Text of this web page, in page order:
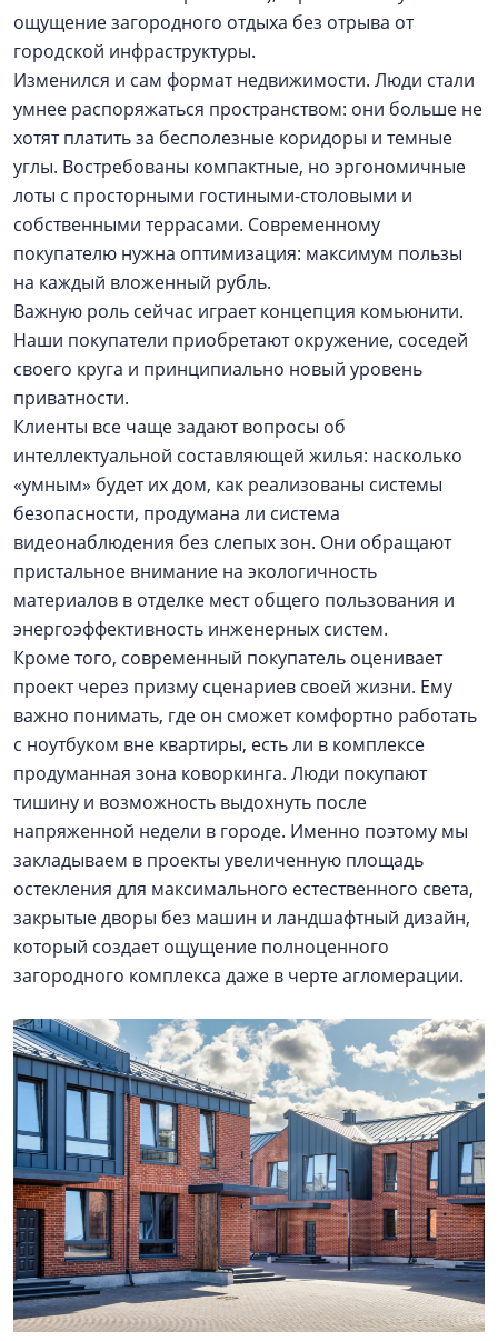
ощущение загородного отдыха без отрыва от
городской инфраструктуры.
Изменился и сам формат недвижимости. Люди стали
умнее распоряжаться пространством: они больше не
хотят платить за бесполезные коридоры и темные
углы. Востребованы компактные, но эргономичные
лоты с просторными гостиными-столовыми и
собственными террасами. Современному
покупателю нужна оптимизация: максимум пользы
на каждый вложенный рубль.
Важную роль сейчас играет концепция комьюнити.
Наши покупатели приобретают окружение, соседей
своего круга и принципиально новый уровень
приватности.
Клиенты все чаще задают вопросы об
интеллектуальной составляющей жилья: насколько
«умным» будет их дом, как реализованы системы
безопасности, продумана ли система
видеонаблюдения без слепых зон. Они обращают
пристальное внимание на экологичность
материалов в отделке мест общего пользования и
энергоэффективность инженерных систем.
Кроме того, современный покупатель оценивает
проект через призму сценариев своей жизни. Ему
важно понимать, где он сможет комфортно работать
с ноутбуком вне квартиры, есть ли в комплексе
продуманная зона коворкинга. Люди покупают
тишину и возможность выдохнуть после
напряженной недели в городе. Именно поэтому мы
закладываем в проекты увеличенную площадь
остекления для максимального естественного света,
закрытые дворы без машин и ландшафтный дизайн,
который создает ощущение полноценного
загородного комплекса даже в черте агломерации.